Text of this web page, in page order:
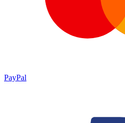
PayPal